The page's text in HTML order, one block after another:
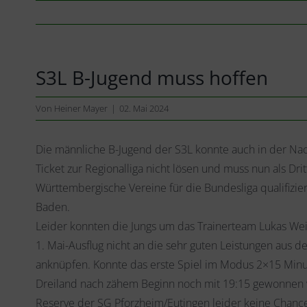
S3L B-Jugend muss hoffen
Von Heiner Mayer | 02. Mai 2024
Die männliche B-Jugend der S3L konnte auch in der
Ticket zur Regionalliga nicht lösen und muss nun als
Württembergische Vereine für die Bundesliga
Baden.
Leider konnten die Jungs um das Trainerteam Lukas
1. Mai-Ausflug nicht an die sehr guten Leistungen aus
anknüpfen. Konnte das erste Spiel im Modus 2×15
Dreiland nach zähem Beginn noch mit 19:15
Reserve der SG Pforzheim/Eutingen leider keine